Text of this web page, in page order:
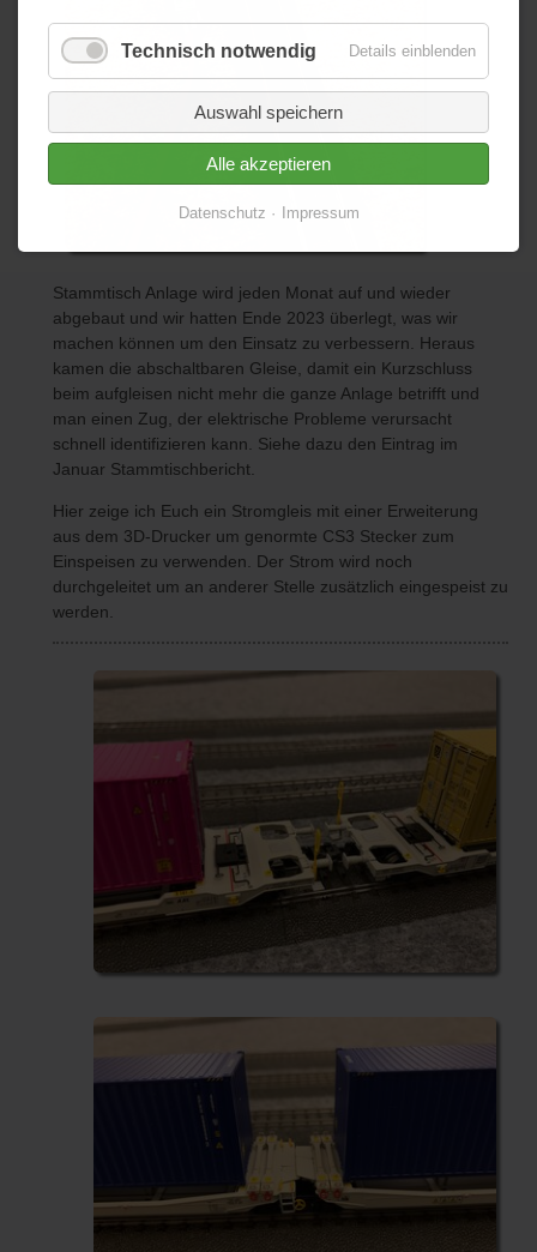
Stammtisch Anlage wird jeden Monat auf und wieder
abgebaut und wir hatten Ende 2023 überlegt, was wir
machen können um den Einsatz zu verbessern. Heraus
kamen die abschaltbaren Gleise, damit ein Kurzschluss
beim aufgleisen nicht mehr die ganze Anlage betrifft und
man einen Zug, der elektrische Probleme verursacht
schnell identifizieren kann. Siehe dazu den Eintrag im
Januar Stammtischbericht.
Hier zeige ich Euch ein Stromgleis mit einer Erweiterung
aus dem 3D-Drucker um genormte CS3 Stecker zum
Einspeisen zu verwenden. Der Strom wird noch
durchgeleitet um an anderer Stelle zusätzlich eingespeist zu
werden.
Technisch notwendig Details einblenden
Auswahl speichern
Alle akzeptieren
Datenschutz Impressum